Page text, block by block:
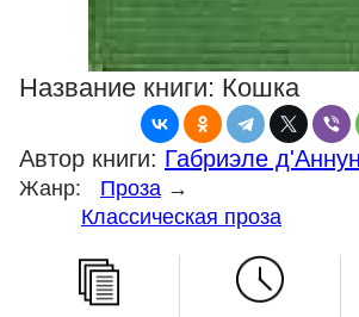
Название книги: Кошка
Автор книги: Габриэле
Жанр: Проза →
Классическая проза